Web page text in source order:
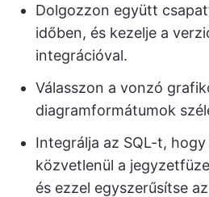
Dolgozzon együtt
időben, és kezelje a
integrációval.
Válasszon a vonzó
diagramformátumok
Integrálja az SQL-t,
közvetlenül a
és ezzel egyszerűsítse